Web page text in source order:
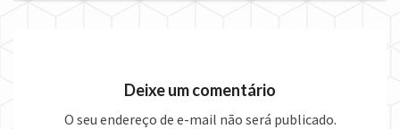
Deixe um comentário
O seu endereço de e-mail não será publicado.